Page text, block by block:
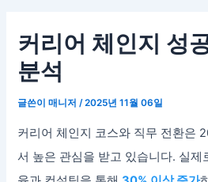
커리어 체인지 성
분석
글쓴이매니저/2025년 11월 06일
커리어 체인지 코스와 직무 전환은
서 높은 관심을 받고 있습니다. 실제